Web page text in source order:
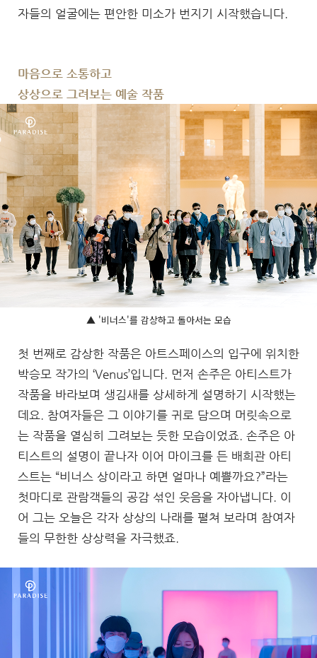
자들의 얼굴에는 편안한 미소가 번지기 시작했습니다.
마음으로 소통하고
상상으로 그려보는 예술 작품
▲ '비너스'를 감상하고 돌아서는 모습
첫 번째로 감상한 작품은 아트스페이스의 입구에 위치한
박승모 작가의 ‘Venus’입니다. 먼저 손주은 아티스트가
작품을 바라보며 생김새를 상세하게 설명하기 시작했는
데요. 참여자들은 그 이야기를 귀로 담으며 머릿속으로
는 작품을 열심히 그려보는 듯한 모습이었죠. 손주은 아
티스트의 설명이 끝나자 이어 마이크를 든 배희관 아티
스트는 “비너스 상이라고 하면 얼마나 예쁠까요?”라는
첫마디로 관람객들의 공감 섞인 웃음을 자아냅니다. 이
어 그는 오늘은 각자 상상의 나래를 펼쳐 보라며 참여자
들의 무한한 상상력을 자극했죠.